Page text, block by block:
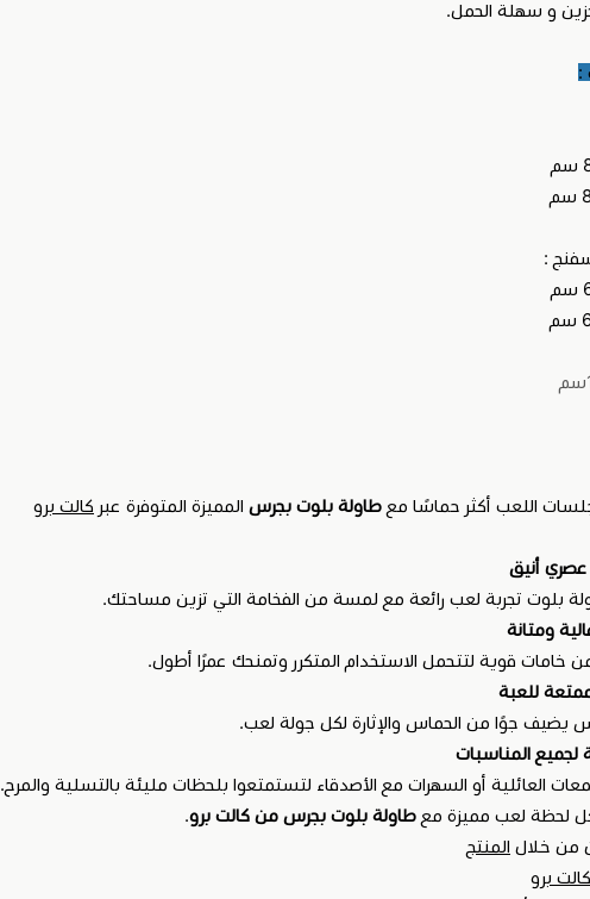
و سهلة الحمل.
:
:
اللعب أكثر حماسًا مع طاولة بلوت بجرس المميزة المتوفرة عبر كالت برو
أنيق
بلوت تجربة لعب رائعة مع لمسة من الفخامة التي تزين مساحتك.
ومتانة
خامات قوية لتتحمل الاستخدام المتكرر وتمنحك عمرًا أطول.
للعبة
يضيف جوًا من الحماس والإثارة لكل جولة لعب.
لجميع المناسبات
العائلية أو السهرات مع الأصدقاء لتستمتعوا بلحظات مليئة بالتسلية والمرح.
لحظة لعب مميزة مع طاولة بلوت بجرس من كالت برو.
من خلال المنتج
كالت برو